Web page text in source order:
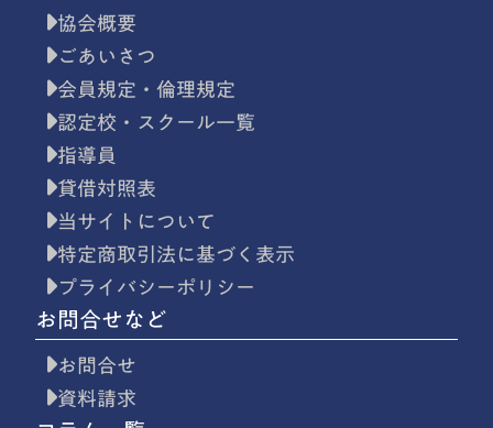
協会概要
ごあいさつ
会員規定・倫理規定
認定校・スクール一覧
指導員
貸借対照表
当サイトについて
特定商取引法に基づく表示
プライバシーポリシー
お問合せなど
お問合せ
資料請求